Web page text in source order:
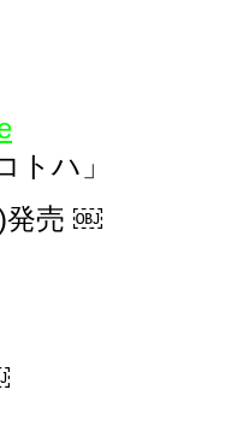
トハ」
)発売 ￼